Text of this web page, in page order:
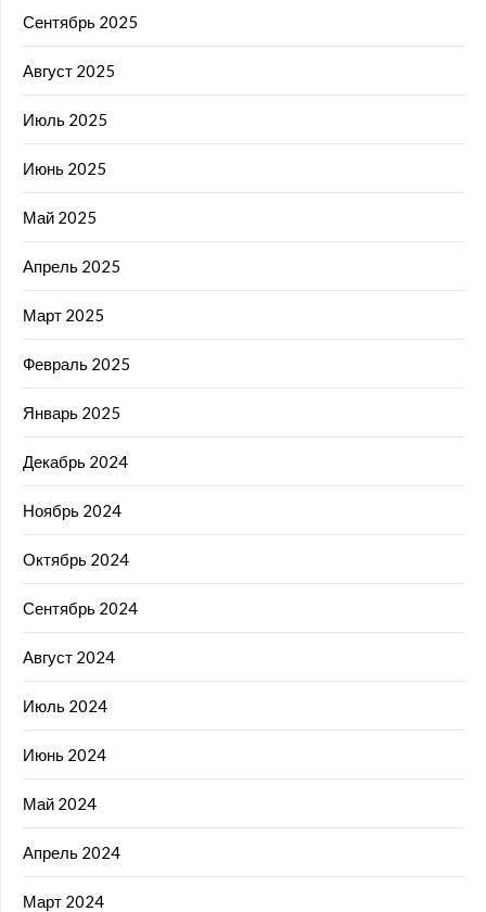
Сентябрь 2025
Август 2025
Июль 2025
Июнь 2025
Май 2025
Апрель 2025
Март 2025
Февраль 2025
Январь 2025
Декабрь 2024
Ноябрь 2024
Октябрь 2024
Сентябрь 2024
Август 2024
Июль 2024
Июнь 2024
Май 2024
Апрель 2024
Март 2024